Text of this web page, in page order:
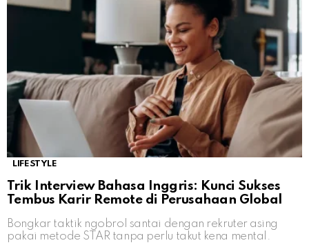
LIFESTYLE
Trik Interview Bahasa Inggris: Kunci Sukses
Tembus Karir Remote di Perusahaan Global
Bongkar taktik ngobrol santai dengan rekruter asing
pakai metode STAR tanpa perlu takut kena mental.